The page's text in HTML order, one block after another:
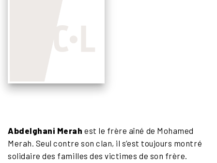
Abdelghani Merah est le frère aîné de Mohamed
Merah. Seul contre son clan, il s’est toujours montré
solidaire des familles des victimes de son frère.